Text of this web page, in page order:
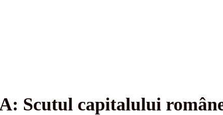
Scutul capitalului